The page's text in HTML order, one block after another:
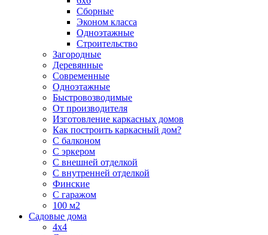
Сборные
Эконом класса
Одноэтажные
Строительство
Загородные
Деревянные
Современные
Одноэтажные
Быстровозводимые
От производителя
Изготовление каркасных домов
Как построить каркасный дом?
С балконом
С эркером
С внешней отделкой
С внутренней отделкой
Финские
С гаражом
100 м2
Садовые дома
4х4